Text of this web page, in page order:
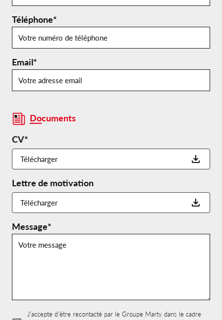
Téléphone*
Email*
Documents
CV*
Télécharger
Lettre de motivation
Télécharger
Message*
J’accepte d’être recontacté par le Groupe Marty dans le cadre